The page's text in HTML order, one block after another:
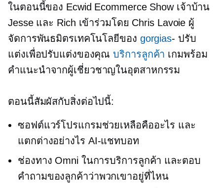
ในตอนนี้ของ Ecwid Ecommerce Show เจ้าบ้าน
Jesse และ Rich เข้าร่วมโดย Chris Lavoie ผู้
จัดการพันธมิตรเทคโนโลยีของ gorgias- ปรับ
แต่งเพื่อปรับแต่งของคุณบริการลูกค้า เกมพร้อม
คำแนะนำจากผู้เชี่ยวชาญในอุตสาหกรรม
ตอนนี้สัมผัสกับสิ่งต่อไปนี้:
ซอฟต์แวร์โปรแกรมช่วยเหลือคืออะไร และ
แตกต่างอย่างไร AI-แชทบอท
ช่องทาง Omni ในการบริการลูกค้า และตอบ
คำถามของลูกค้าว่าพวกเขาอยู่ที่ไหน